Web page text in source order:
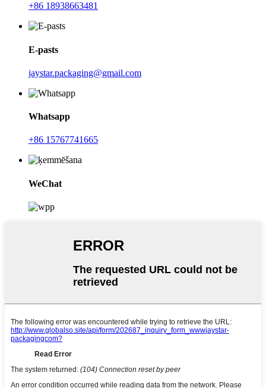
+86 18938663481
E-pasts
jaystar.packaging@gmail.com
Whatsapp
+86 15767741665
WeChat